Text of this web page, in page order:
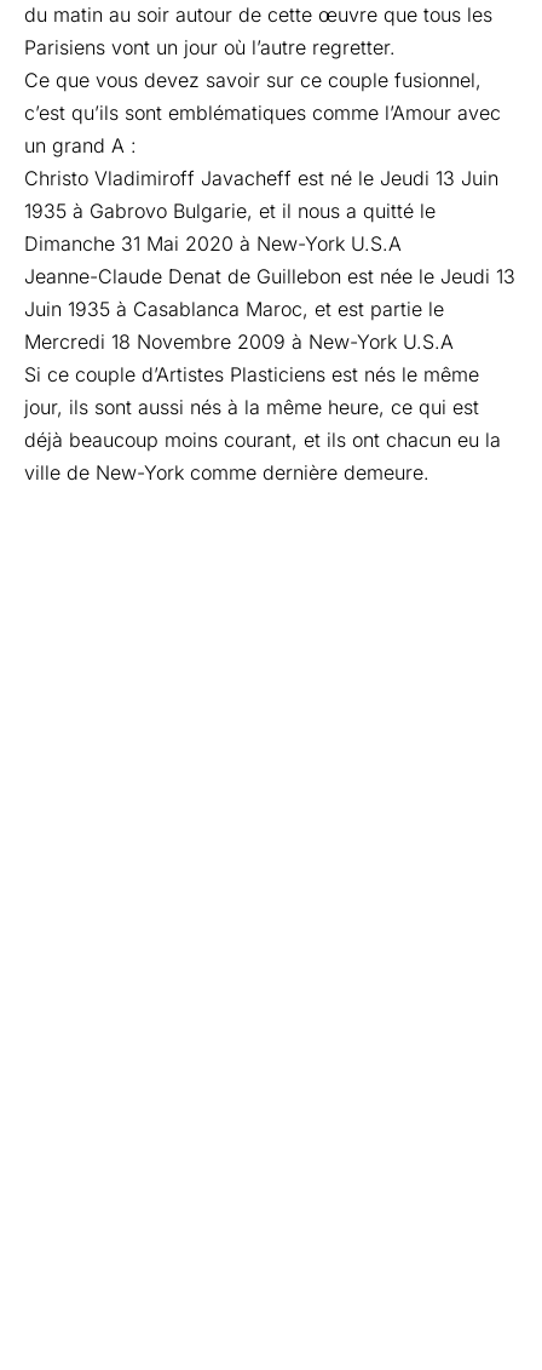
du matin au soir autour de cette œuvre que tous les
Parisiens vont un jour où l’autre regretter.
Ce que vous devez savoir sur ce couple fusionnel,
c’est qu’ils sont emblématiques comme l’Amour avec
un grand A :
Christo Vladimiroff Javacheff est né le Jeudi 13 Juin
1935 à Gabrovo Bulgarie, et il nous a quitté le
Dimanche 31 Mai 2020 à New-York U.S.A
Jeanne-Claude Denat de Guillebon est née le Jeudi 13
Juin 1935 à Casablanca Maroc, et est partie le
Mercredi 18 Novembre 2009 à New-York U.S.A
Si ce couple d’Artistes Plasticiens est nés le même
jour, ils sont aussi nés à la même heure, ce qui est
déjà beaucoup moins courant, et ils ont chacun eu la
ville de New-York comme dernière demeure.